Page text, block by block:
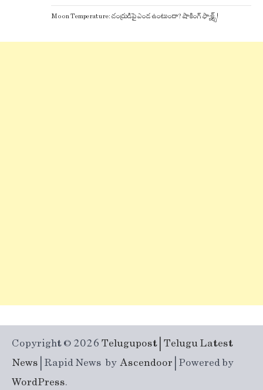
Moon Temperature: చంద్రుడిపై ఎండ ఉంటుందా? షాకింగ్ ఫ్యాక్ట్స్!
Copyright © 2026 Telugupost | Telugu Latest
News | Rapid News byAscendoor | Powered by
WordPress.